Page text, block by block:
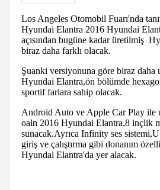
Los Angeles Otomobil Fuarı'nda
Hyundai Elantra 2016 Hyundai
açısından bugüne kadar üretilmiş
biraz daha farklı olacak.
Şuanki versiyonuna göre biraz daha
Hyundai Elantra,ön bölümde
sportif farlara sahip olacak.
Android Auto ve Apple Car Play ile
oaln 2016 Hyundai Elantra,8 inçlik
sunacak.Ayrıca Infinity ses
giriş ve çalıştırma gibi donanım
Hyundai Elantra'da yer alacak.